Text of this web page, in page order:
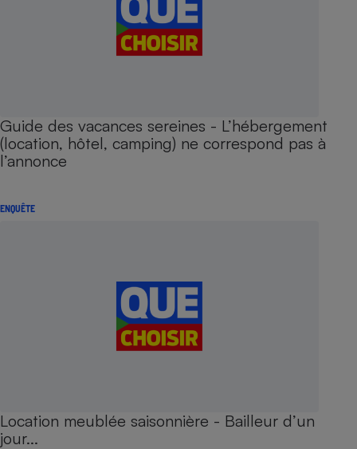
Guide des vacances sereines - L’hébergement
(location, hôtel, camping) ne correspond pas à
l’annonce
ENQUÊTE
Location meublée saisonnière - Bailleur d’un
jour...